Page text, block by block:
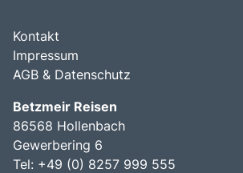
Kontakt
Impressum
AGB & Datenschutz
Betzmeir Reisen
86568 Hollenbach
Gewerbering 6
Tel: +49 (0) 8257 999 555